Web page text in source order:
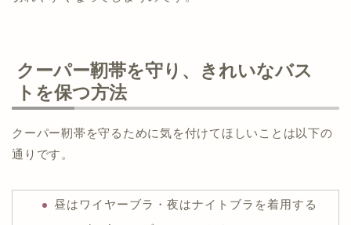
クーパー靭帯を守り、きれいなバス
トを保つ方法
クーパー靭帯を守るために気を付けてほしいことは以下の
通りです。
昼はワイヤーブラ・夜はナイトブラを着用する